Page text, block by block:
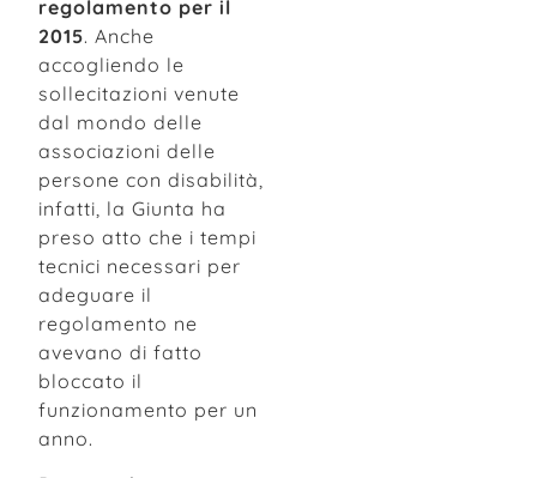
regolamento per il
2015. Anche
accogliendo le
sollecitazioni venute
dal mondo delle
associazioni delle
persone con disabilità,
infatti, la Giunta ha
preso atto che i tempi
tecnici necessari per
adeguare il
regolamento ne
avevano di fatto
bloccato il
funzionamento per un
anno.